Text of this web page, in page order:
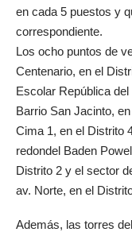
en cada 5 puestos y
correspondiente.
Los ocho puntos de
Centenario, en el
Escolar República
Barrio San Jacinto,
Cima 1, en el Distrito
redondel Baden
Distrito 2 y el sector
av. Norte, en el
Además, las torres